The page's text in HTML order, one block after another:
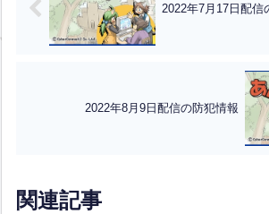
2022年7月17日配信
2022年8月9日配信の防犯情報
関連記事